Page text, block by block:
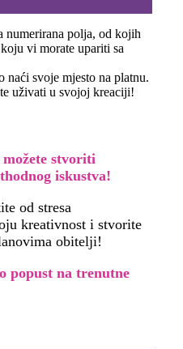
numerirana polja, od kojih
vi morate upariti sa
naći svoje mjesto na platnu.
uživati u svojoj kreaciji!
stvoriti
iskustva!
od stresa
kreativnost i stvorite
obitelji!
popust na trenutne